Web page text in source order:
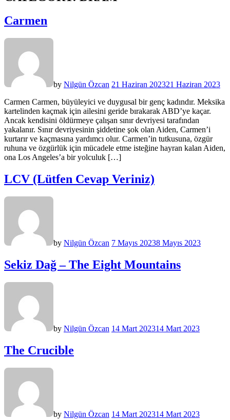
Carmen
by Nilgün Özcan 21 Haziran 202321 Haziran 2023
Carmen Carmen, büyüleyici ve duygusal bir genç kadındır. Meksika
kartelinden kaçmak için ailesini geride bırakarak ABD’ye kaçar.
Ancak kendisini öldürmeye çalışan sınır devriyesi tarafından
yakalanır. Sınır devriyesinin şiddetine şok olan Aiden, Carmen’i
kurtarır ve kaçmasına yardımcı olur. Carmen’in tutkusuna, özgür
ruhuna ve özgürlük için mücadele etme isteğine hayran kalan Aiden,
ona Los Angeles’a bir yolculuk […]
LCV (Lütfen Cevap Veriniz)
by Nilgün Özcan 7 Mayıs 20238 Mayıs 2023
Sekiz Dağ – The Eight Mountains
by Nilgün Özcan 14 Mart 202314 Mart 2023
The Crucible
by Nilgün Özcan 14 Mart 202314 Mart 2023